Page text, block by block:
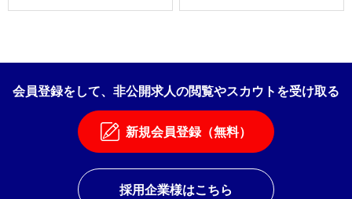
会員登録をして、非公開求人の閲覧やスカウトを受け取る
新規会員登録（無料）
採用企業様はこちら